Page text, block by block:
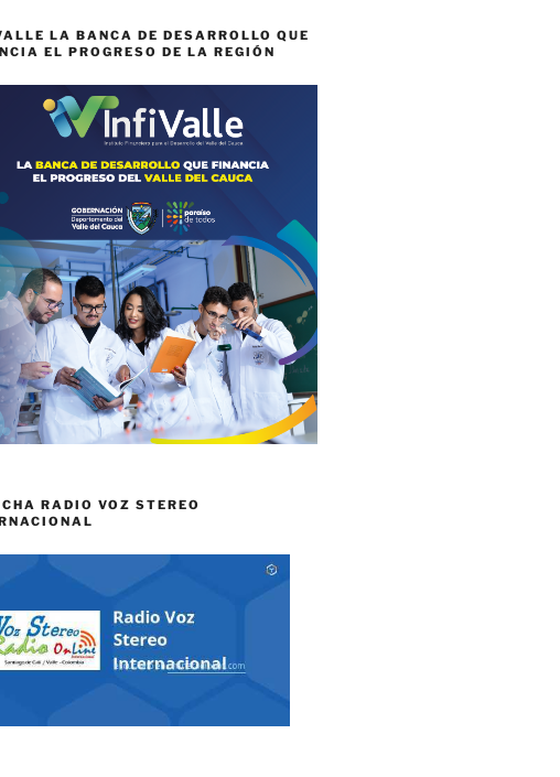
LA BANCA DE DESARROLLO QUE
EL PROGRESO DE LA REGIÓN
RADIO VOZ STEREO